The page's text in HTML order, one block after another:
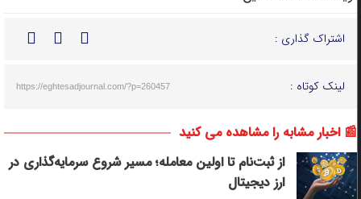
اشتراک گذاری :
لینک کوتاه : https://eghtesadjournal.com/?p=260457
📰 اخبار مشابه را مشاهده می کنید
از ثبت‌نام تا اولین معامله؛ مسیر شروع سرمایه‌گذاری در
ارز دیجیتال